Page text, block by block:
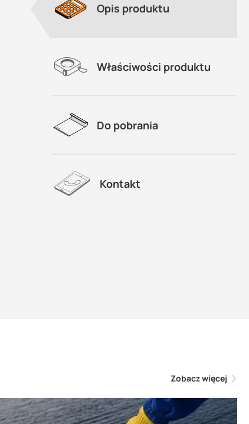
Opis produktu
Właściwości produktu
Do pobrania
Kontakt
Zobacz więcej